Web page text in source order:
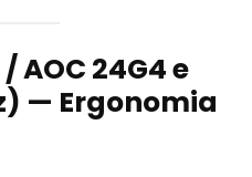
AOC 24G4 e
— Ergonomia